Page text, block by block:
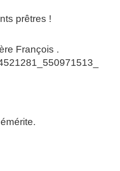
prêtres !
François .